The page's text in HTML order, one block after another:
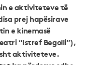
e aktiviteteve të
prej hapësirave
e kinemasë
“Istref Begolli”),
aktiviteteve.